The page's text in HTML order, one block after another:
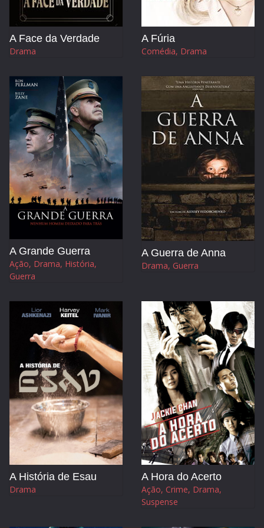
A Face da Verdade
Drama
A Fúria
Comédia, Drama
A Grande Guerra
Ação, Drama, História,
Guerra
A Guerra de Anna
Drama, Guerra
A História de Esau
Drama
A Hora do Acerto
Ação, Crime, Drama,
Suspense